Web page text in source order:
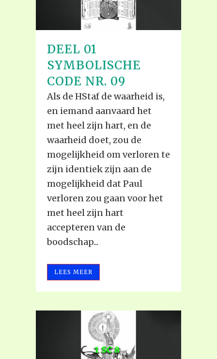
DEEL 01
SYMBOLISCHE
CODE NR. 09
Als de HStaf de waarheid is,
en iemand aanvaard het
met heel zijn hart, en de
waarheid doet, zou de
mogelijkheid om verloren te
zijn identiek zijn aan de
mogelijkheid dat Paul
verloren zou gaan voor het
met heel zijn hart
accepteren van de
boodschap...
LEES MEER